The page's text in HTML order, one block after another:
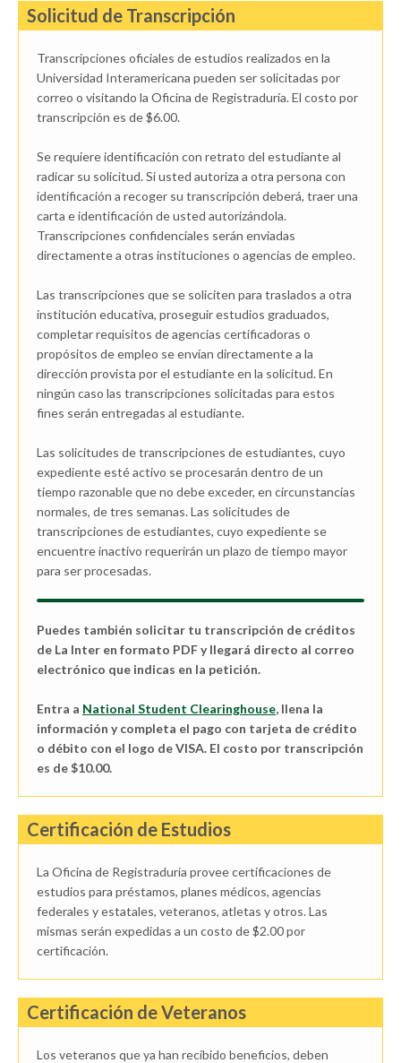
Solicitud de Transcripción
Transcripciones oficiales de estudios realizados en la
Universidad Interamericana pueden ser solicitadas por
correo o visitando la Oficina de Registraduría. El costo por
transcripción es de $6.00.
Se requiere identificación con retrato del estudiante al
radicar su solicitud. Si usted autoriza a otra persona con
identificación a recoger su transcripción deberá, traer una
carta e identificación de usted autorizándola.
Transcripciones confidenciales serán enviadas
directamente a otras instituciones o agencias de empleo.
Las transcripciones que se soliciten para traslados a otra
institución educativa, proseguir estudios graduados,
completar requisitos de agencias certificadoras o
propósitos de empleo se envían directamente a la
dirección provista por el estudiante en la solicitud. En
ningún caso las transcripciones solicitadas para estos
fines serán entregadas al estudiante.
Las solicitudes de transcripciones de estudiantes, cuyo
expediente esté activo se procesarán dentro de un
tiempo razonable que no debe exceder, en circunstancias
normales, de tres semanas. Las solicitudes de
transcripciones de estudiantes, cuyo expediente se
encuentre inactivo requerirán un plazo de tiempo mayor
para ser procesadas.
Puedes también solicitar tu transcripción de créditos
de La Inter en formato PDF y llegará directo al correo
electrónico que indicas en la petición.
Entra a National Student Clearinghouse, llena la
información y completa el pago con tarjeta de crédito
o débito con el logo de VISA. El costo por transcripción
es de $10.00.
Certificación de Estudios
La Oficina de Registraduria provee certificaciones de
estudios para préstamos, planes médicos, agencias
federales y estatales, veteranos, atletas y otros. Las
mismas serán expedidas a un costo de $2.00 por
certificación.
Certificación de Veteranos
Los veteranos que ya han recibido beneficios, deben